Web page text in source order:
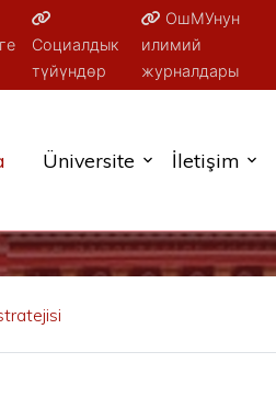
Социалдык
түйүндөр
ОшМУнун
илимий
журналдары
Üniversite İletişim